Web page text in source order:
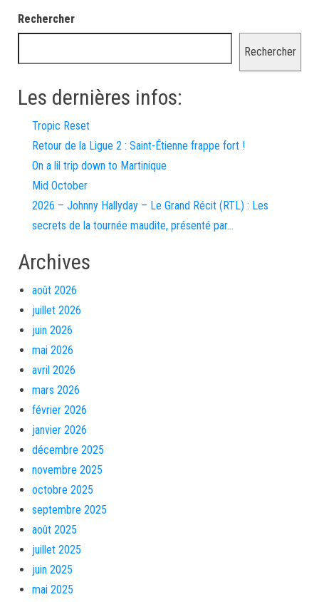
Rechercher
Rechercher
Les dernières infos:
Tropic Reset
Retour de la Ligue 2 : Saint-Étienne frappe fort !
On a lil trip down to Martinique
Mid October
2026 – Johnny Hallyday – Le Grand Récit (RTL) : Les
secrets de la tournée maudite, présenté par…
Archives
août 2026
juillet 2026
juin 2026
mai 2026
avril 2026
mars 2026
février 2026
janvier 2026
décembre 2025
novembre 2025
octobre 2025
septembre 2025
août 2025
juillet 2025
juin 2025
mai 2025